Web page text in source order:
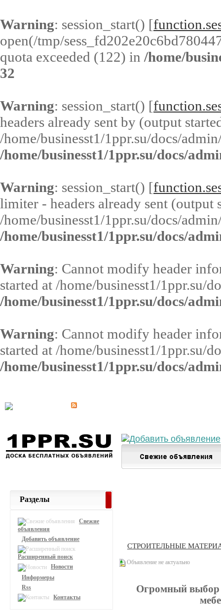
Warning: session_start() [
open(/tmp/
quota exceeded (122) in /home/
32
Warning: session_start() [
headers already sent by (output
/home/businesst1/1ppr.su/docs/
/home/businesst1/1ppr.su/docs/
Warning: session_start() [
limiter - headers already sent (output
/home/businesst1/1ppr.su/docs/
/home/businesst1/1ppr.su/docs/
Warning: Cannot modify header
started at /home/businesst1/1ppr.su/
/home/businesst1/1ppr.su/docs/
Warning: Cannot modify header
started at /home/businesst1/1ppr.su/
/home/businesst1/1ppr.su/docs/
СТРОИТЕЛЬНЫЕ
Объявление не актуально
Огромный выбор
Разделы
Свежие
объявления
Добавить объявление
Расширенный поиск
Новости
Информеры
Rss
Контакты